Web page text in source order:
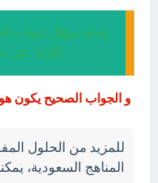
إجابة سؤال انبعاث
الأدلة
و الجواب الصحيح يكون
للمزيد من الحلول
المناهج السعودية،